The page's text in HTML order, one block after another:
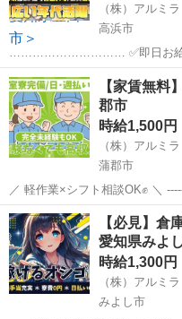
（株）アルミラ
高浜市
………………………… ✅即日お給料GET✅ ………………………… 日払
い制度で 働いた分のお金は即GET可能⭕ 1日でも 早くお金が欲しい方
には 嬉しい制度で
愛知 高浜市 倉庫
【家賃無
郡市
時給1,500円
（株）アルミラ
蒲郡市
／ 軽作業×シフト相談OK✊ ＼ -------------------------------------- 「経験がない
から不安…」 そんな方でも大丈夫！ 軽作業メインなので 特別なス
キ...
愛知 蒲郡市 倉庫
【必見】倉
愛知県みよ
時給1,300円
（株）アルミラ
みよし市